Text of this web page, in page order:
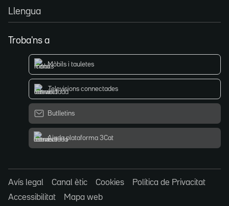
Llengua
Troba'ns a
Mòbils i tauletes
Televisions connectades
Butlletins
Ajuda plataforma 3Cat
Avís legal Canal ètic Cookies
Política de Privacitat
Accessibilitat
Mapa web